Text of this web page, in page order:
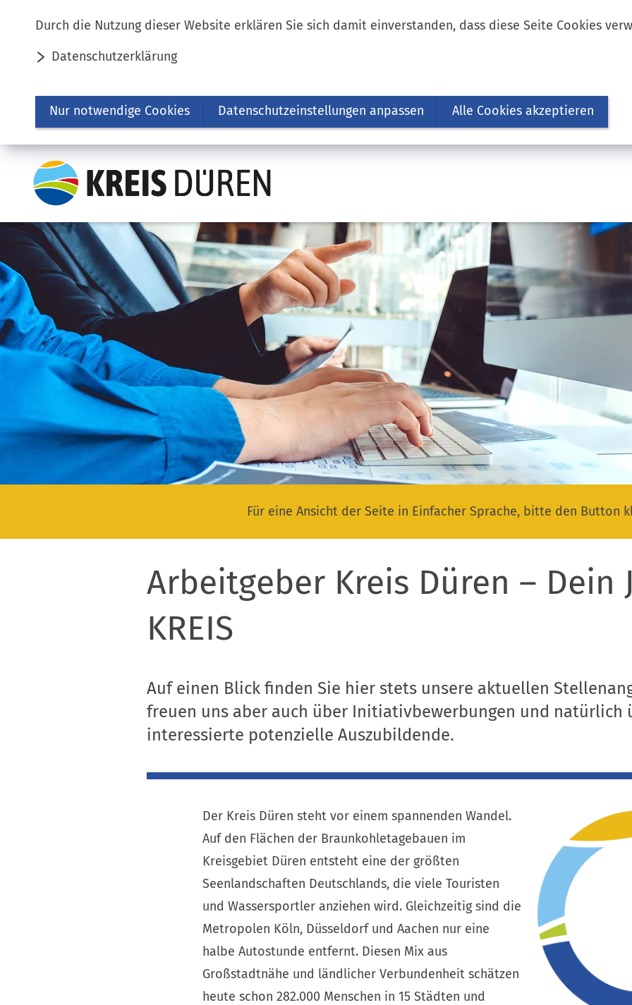
Durch die Nutzung dieser Website erklären Sie sich damit einverstanden, dass diese Seite Cookies
Datenschutzerklärung
Nur notwendige Cookies Datenschutzeinstellungen anpassen Alle Cookies akzeptieren
Inhalt anspringen
Für eine Ansicht der Seite in Einfacher Sprache, bitte den Button
Arbeitgeber Kreis Düren – Dein
KREIS
Auf einen Blick finden Sie hier stets unsere aktuellen
freuen uns aber auch über Initiativbewerbungen und natürlich
interessierte potenzielle Auszubildende.
Der Kreis Düren steht vor einem spannenden Wandel.
Auf den Flächen der Braunkohletagebauen im
Kreisgebiet Düren entsteht eine der größten
Seenlandschaften Deutschlands, die viele Touristen
und Wassersportler anziehen wird. Gleichzeitig sind die
Metropolen Köln, Düsseldorf und Aachen nur eine
halbe Autostunde entfernt. Diesen Mix aus
Großstadtnähe und ländlicher Verbundenheit schätzen
heute schon 282.000 Menschen in 15 Städten und